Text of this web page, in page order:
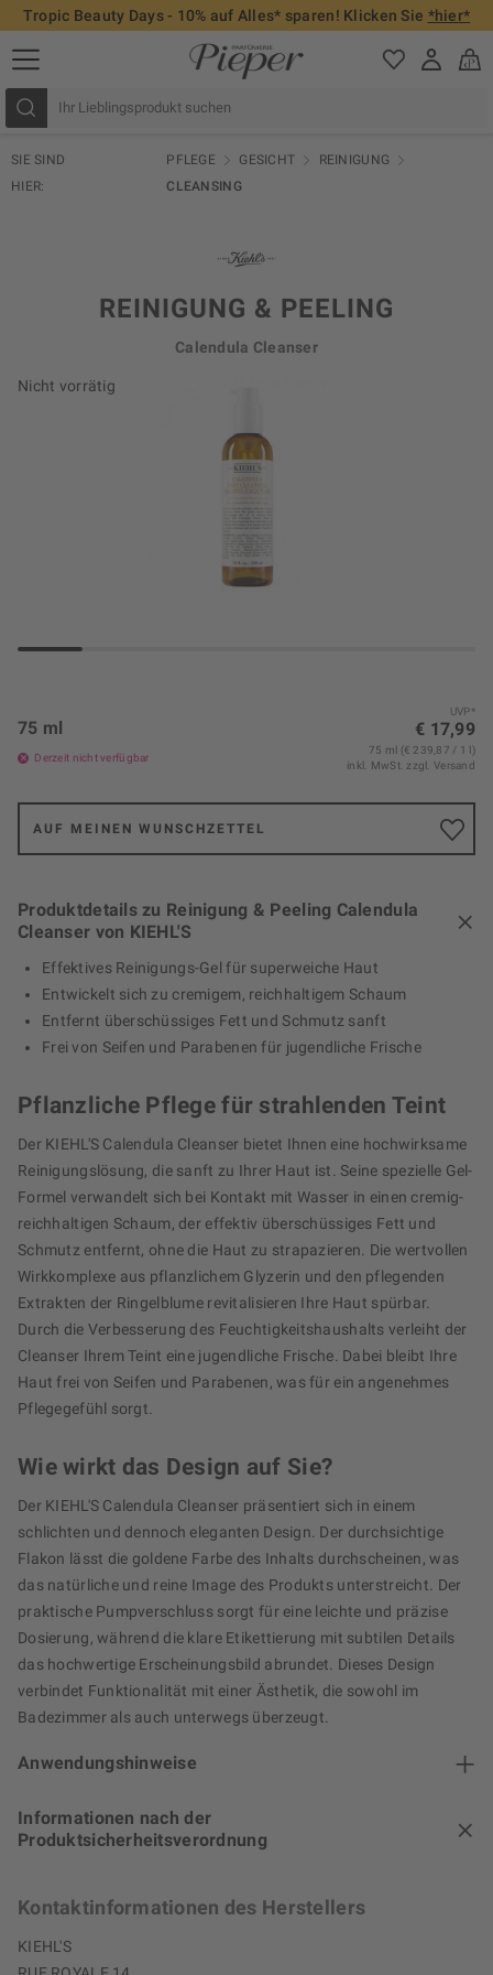
Tropic Beauty Days - 10% auf Alles* sparen! Klicken Sie *hier*
SIE SIND
HIER:
PFLEGE GESICHT
REINIGUNG
CLEANSING
Nicht vorrätig
REINIGUNG & PEELING
Calendula Cleanser
UVP*
€ 17,99
75 ml
Derzeit nicht verfügbar
75 ml (€ 239,87 / 1 l)
inkl. MwSt.zzgl. Versand
AUF MEINEN WUNSCHZETTEL
Produktdetails zu Reinigung & Peeling Calendula
Cleanser von KIEHL'S
Effektives Reinigungs-Gel für superweiche Haut
Entwickelt sich zu cremigem, reichhaltigem Schaum
Entfernt überschüssiges Fett und Schmutz sanft
Frei von Seifen und Parabenen für jugendliche Frische
Pflanzliche Pflege für strahlenden Teint
Der KIEHL'S Calendula Cleanser bietet Ihnen eine hochwirksame
Reinigungslösung, die sanft zu Ihrer Haut ist. Seine spezielle Gel-
Formel verwandelt sich bei Kontakt mit Wasser in einen cremig-
reichhaltigen Schaum, der effektiv überschüssiges Fett und
Schmutz entfernt, ohne die Haut zu strapazieren. Die wertvollen
Wirkkomplexe aus pflanzlichem Glyzerin und den pflegenden
Extrakten der Ringelblume revitalisieren Ihre Haut spürbar.
Durch die Verbesserung des Feuchtigkeitshaushalts verleiht der
Cleanser Ihrem Teint eine jugendliche Frische. Dabei bleibt Ihre
Haut frei von Seifen und Parabenen, was für ein angenehmes
Pflegegefühl sorgt.
Wie wirkt das Design auf Sie?
Der KIEHL'S Calendula Cleanser präsentiert sich in einem
schlichten und dennoch eleganten Design. Der durchsichtige
Flakon lässt die goldene Farbe des Inhalts durchscheinen, was
das natürliche und reine Image des Produkts unterstreicht. Der
praktische Pumpverschluss sorgt für eine leichte und präzise
Dosierung, während die klare Etikettierung mit subtilen Details
das hochwertige Erscheinungsbild abrundet. Dieses Design
verbindet Funktionalität mit einer Ästhetik, die sowohl im
Badezimmer als auch unterwegs überzeugt.
Anwendungshinweise
Informationen nach der
Produktsicherheitsverordnung
Kontaktinformationen des Herstellers
KIEHL'S